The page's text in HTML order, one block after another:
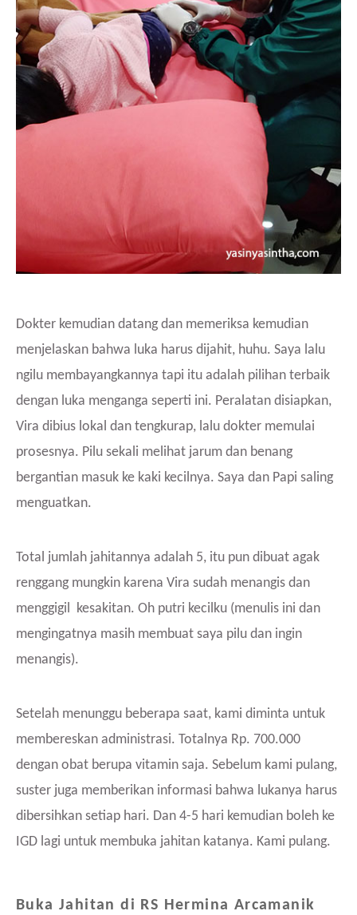
Dokter kemudian datang dan memeriksa kemudian
menjelaskan bahwa luka harus dijahit, huhu. Saya lalu
ngilu membayangkannya tapi itu adalah pilihan terbaik
dengan luka menganga seperti ini. Peralatan disiapkan,
Vira dibius lokal dan tengkurap, lalu dokter memulai
prosesnya. Pilu sekali melihat jarum dan benang
bergantian masuk ke kaki kecilnya. Saya dan Papi saling
menguatkan.
Total jumlah jahitannya adalah 5, itu pun dibuat agak
renggang mungkin karena Vira sudah menangis dan
menggigil kesakitan. Oh putri kecilku (menulis ini dan
mengingatnya masih membuat saya pilu dan ingin
menangis).
Setelah menunggu beberapa saat, kami diminta untuk
membereskan administrasi. Totalnya Rp. 700.000
dengan obat berupa vitamin saja. Sebelum kami pulang,
suster juga memberikan informasi bahwa lukanya harus
dibersihkan setiap hari. Dan 4-5 hari kemudian boleh ke
IGD lagi untuk membuka jahitan katanya. Kami pulang.
Buka Jahitan di RS Hermina Arcamanik